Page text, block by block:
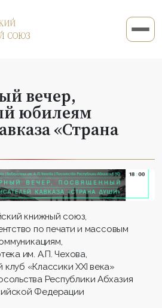
вечер,
юбилеям
«Страна
книжный союз,
по печати и массовым
им. А.П. Чехова,
клуб «Классики XXI века»
Республики Абхазия
Федерации